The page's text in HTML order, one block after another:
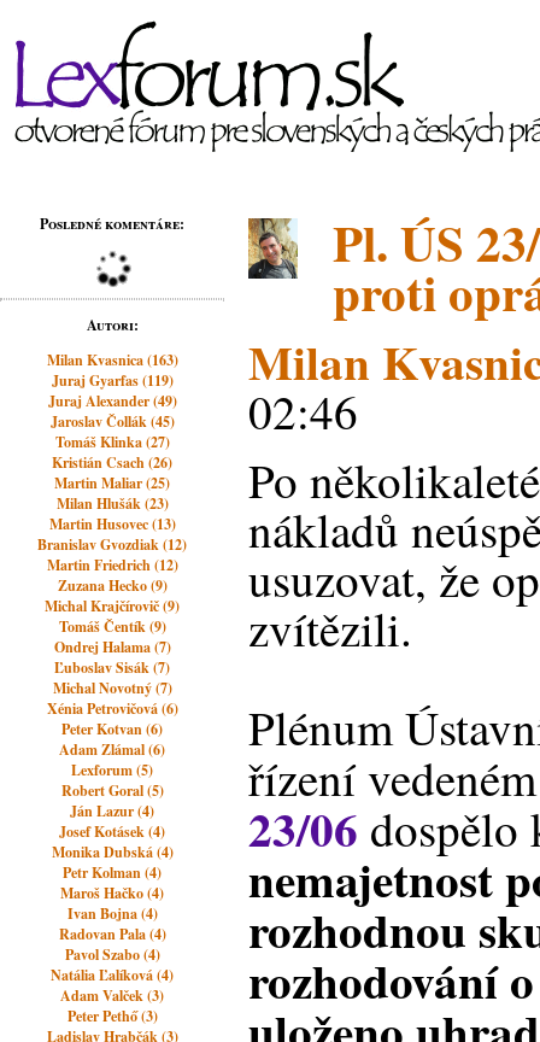
Posledné komentáre:
Autori:
Milan Kvasnica (163)
Juraj Gyarfas (119)
Juraj Alexander (49)
Jaroslav Čollák (45)
Tomáš Klinka (27)
Kristián Csach (26)
Martin Maliar (25)
Milan Hlušák (23)
Martin Husovec (13)
Branislav Gvozdiak (12)
Martin Friedrich (12)
Zuzana Hecko (9)
Michal Krajčírovič (9)
Tomáš Čentík (9)
Ondrej Halama (7)
Ľuboslav Sisák (7)
Michal Novotný (7)
Xénia Petrovičová (6)
Peter Kotvan (6)
Adam Zlámal (6)
Lexforum (5)
Robert Goral (5)
Ján Lazur (4)
Josef Kotásek (4)
Monika Dubská (4)
Petr Kolman (4)
Maroš Hačko (4)
Ivan Bojna (4)
Radovan Pala (4)
Pavol Szabo (4)
Natália Ľalíková (4)
Adam Valček (3)
Peter Pethő (3)
Ladislav Hrabčák (3)
Pl. ÚS
proti
Milan
02:46
Po
nákladů
usuzovat, že
zvítězili.
Plénum
řízení
23/06
nemajetnost
rozhodnou
rozhodování